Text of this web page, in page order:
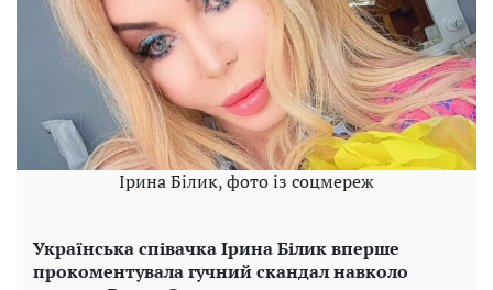
Ірина Білик, фото із соцмереж
Українська співачка Ірина Білик вперше
прокоментувала гучний скандал навколо